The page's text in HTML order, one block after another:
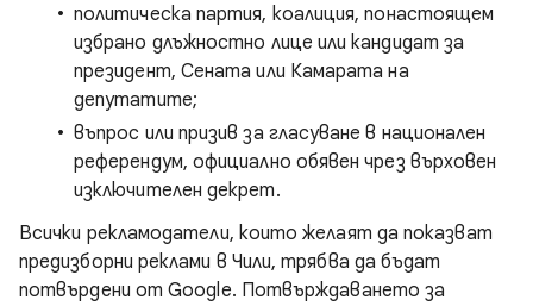
политическа партия, коалиция, понастоящем
избрано длъжностно лице или кандидат за
президент, Сената или Камарата на
депутатите;
въпрос или призив за гласуване в национален
референдум, официално обявен чрез върховен
изключителен декрет.
Всички рекламодатели, които желаят да показват
предизборни реклами в Чили, трябва да бъдат
потвърдени от Google. Потвърждаването за